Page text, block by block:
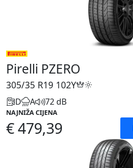
Pirelli PZERO
305/35 R19 102Y
D A 72 dB
NAJNIŽA CIJENA
€ 479,39